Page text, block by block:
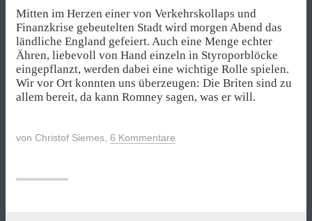
Mitten im Herzen einer von Verkehrskollaps und
Finanzkrise gebeutelten Stadt wird morgen Abend das
ländliche England gefeiert. Auch eine Menge echter
Ähren, liebevoll von Hand einzeln in Styroporblöcke
eingepflanzt, werden dabei eine wichtige Rolle spielen.
Wir vor Ort konnten uns überzeugen: Die Briten sind zu
allem bereit, da kann Romney sagen, was er will.
von Christof Siemes 6 Kommentare